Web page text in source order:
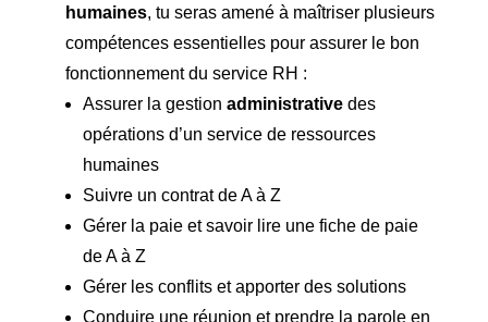
humaines, tu seras amené à maîtriser plusieurs
compétences essentielles pour assurer le bon
fonctionnement du service RH :
Assurer la gestion administrative des
opérations d’un service de ressources
humaines
Suivre un contrat de A à Z
Gérer la paie et savoir lire une fiche de paie
de A à Z
Gérer les conflits et apporter des solutions
Conduire une réunion et prendre la parole en